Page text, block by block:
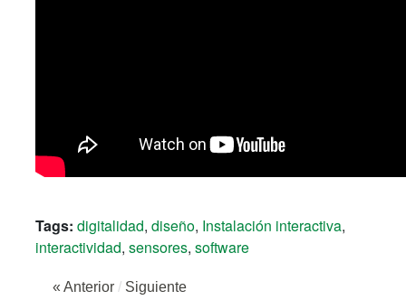
Tags: digitalidad, diseño, Instalación interactiva,
interactividad, sensores, software
« Anterior / Siguiente